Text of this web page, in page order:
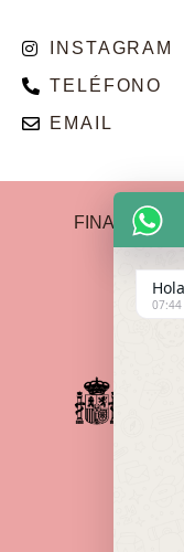
INSTAGRAM
TELÉFONO
EMAIL
07:44